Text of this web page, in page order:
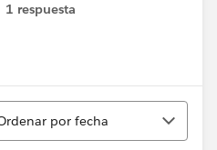
1 respuesta
por fecha